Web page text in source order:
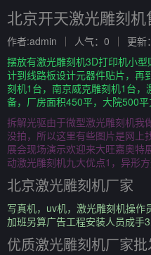
北京开天激光雕刻机
作者:admin 人气：0
更新
摆放有激光雕刻机3D打印机小
计到线路板设计元器件贴片，再
刻机1台，南京威克雕刻机1台
备，厂房面积450平，大院500平
拆解光驱由于微型激光雕刻机我
没拍，所以这里有些图片是网上
展会现场演示欢迎来大旺嘉奥特
动激光雕刻机九大优点1，异形
北京激光雕刻机厂家
写真机，uv机，激光雕刻机操
加班另算广告工程安装人员成手
优质激光雕刻机厂家批